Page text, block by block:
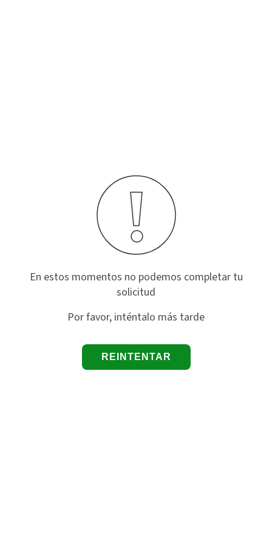
En estos momentos no podemos completar tu
solicitud
Por favor, inténtalo más tarde
REINTENTAR